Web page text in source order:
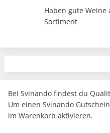
Haben gute
Sortiment
Bei Svinando findest du
Um einen Svinando
im Warenkorb aktivieren.